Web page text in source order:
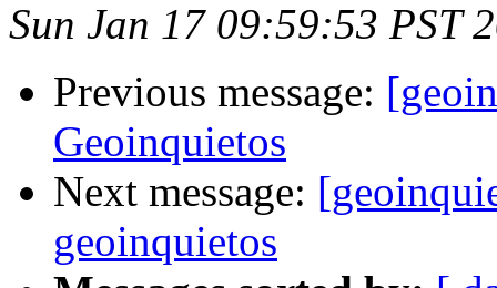
Sun Jan 17 09:59:53 PST
Previous message:
Geoinquietos
Next message:
geoinquietos